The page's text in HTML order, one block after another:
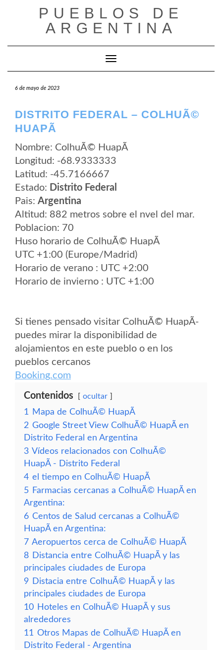
PUEBLOS DE
ARGENTINA
Cambiar modo de navegación
6 de mayo de 2023
DISTRITO FEDERAL – COLHUÃ©
HUAPÃ­
Nombre: ColhuÃ© HuapÃ­
Longitud: -68.9333333
Latitud: -45.7166667
Estado: Distrito Federal
Pais: Argentina
Altitud: 882 metros sobre el nvel del mar.
Poblacion: 70
Huso horario de ColhuÃ© HuapÃ­
UTC +1:00 (Europe/Madrid)
Horario de verano : UTC +2:00
Horario de invierno : UTC +1:00
Si tienes pensado visitar ColhuÃ© HuapÃ­
puedes mirar la disponibilidad de
alojamientos en este pueblo o en los
pueblos cercanos
Booking.com
Contenidos ocultar
1
Mapa de ColhuÃ© HuapÃ­
2 Google Street View ColhuÃ© HuapÃ­ en
Distrito Federal en Argentina
3 Vídeos relacionados con ColhuÃ©
HuapÃ­ - Distrito Federal
4 el tiempo en ColhuÃ© HuapÃ­
5 Farmacias cercanas a ColhuÃ© HuapÃ­ en
Argentina:
6 Centos de Salud cercanas a ColhuÃ©
HuapÃ­ en Argentina:
7 Aeropuertos cerca de ColhuÃ© HuapÃ­
8 Distancia entre ColhuÃ© HuapÃ­ y las
principales ciudades de Europa
9 Distacia entre ColhuÃ© HuapÃ­ y las
principales ciudades de Europa
10 Hoteles en ColhuÃ© HuapÃ­ y sus
alrededores
11 Otros Mapas de ColhuÃ© HuapÃ­ en
Distrito Federal - Argentina